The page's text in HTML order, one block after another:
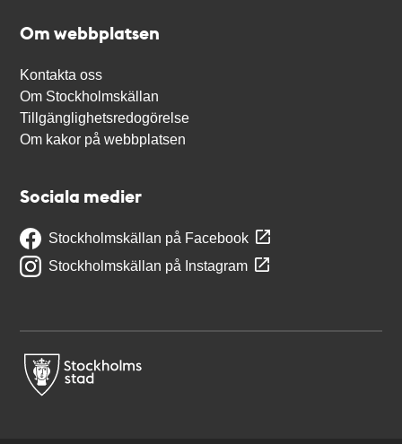
Om webbplatsen
Kontakta oss
Om Stockholmskällan
Tillgänglighetsredogörelse
Om kakor på webbplatsen
Sociala medier
Stockholmskällan på Facebook
Stockholmskällan på Instagram